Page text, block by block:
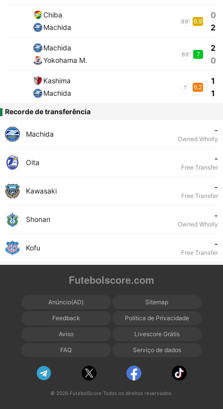
Chiba
Machida
89' 6.9
0
2
Machida
Yokohama M.
89' 7
2
0
Kashima
Machida
1' 6.2
1
1
Recorde de transferência
Machida -
Owned Wholly
Oita -
Free Transfer
Kawasaki -
Free Transfer
Shonan -
Owned Wholly
Kofu -
Free Transfer
Futebolscore.com
Anúncio(AD) Sitemap
Feedback Política de Privacidade
Aviso Livescore Grátis
FAQ Serviço de dados
© 2026 FutebolScore Todos os direitos reservados.